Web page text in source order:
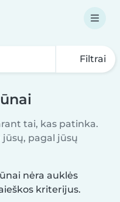
Filtrai
tai, kas patinka.
jūsų, pagal jūsų
nėra auklės
kriterijus.